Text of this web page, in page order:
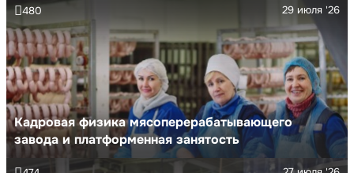
Кадровая физика мясоперерабатывающего
завода и платформенная занятость
29 июля '26
480